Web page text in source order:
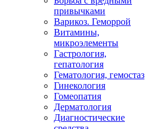
привычками
Варикоз. Геморрой
Витамины,
микроэлементы
Гастрология,
гепатология
Гематология, гемостаз
Гинекология
Гомеопатия
Дерматология
Диагностические